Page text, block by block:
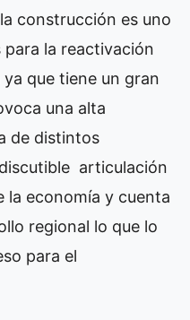
construcción es uno
la reactivación
que tiene un gran
una alta
de distintos
articulación
la economía y cuenta
regional lo que lo
para el